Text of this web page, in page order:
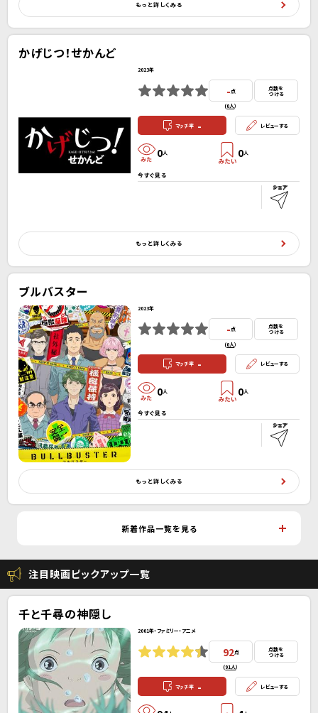
もっと詳しくみる
かげじつ！せかんど
2023年
- 点
(0人）
点数を
つける
マッチ率 - レビューする
0人 0人
今すぐ見る
もっと詳しくみる
ブルバスター
2023年
-点
(0人）
点数を
つける
マッチ率 - レビューする
0人 0人
今すぐ見る
もっと詳しくみる
新着作品一覧を見る
注目映画ピックアップ一覧
千と千尋の神隠し
2001年・ファミリー・アニメ
92点
(91人）
点数を
つける
マッチ率 - レビューする